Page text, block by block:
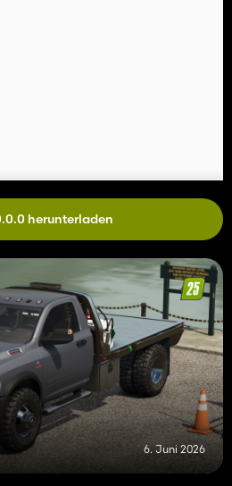
herunterladen
6. Juni 2026